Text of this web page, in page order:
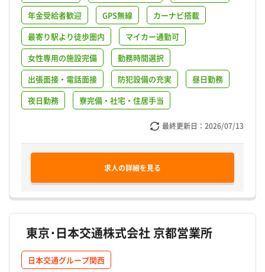
年金受給者歓迎
GPS無線
カーナビ搭載
最寄り駅より徒歩圏内
マイカー通勤可
女性専用の施設完備
勤務時間選択
出張面接・電話面接
防犯設備の充実
昼日勤務
夜日勤務
寮完備・社宅・住居手当
最終更新日： 2026/07/13
求人の詳細を見る
東京･日本交通株式会社 京都営業所
日本交通グループ関西